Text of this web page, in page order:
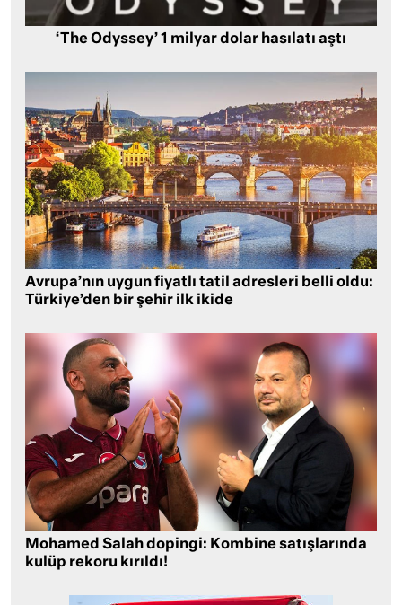
‘The Odyssey’ 1 milyar dolar hasılatı aştı
Avrupa’nın uygun fiyatlı tatil adresleri belli oldu:
Türkiye’den bir şehir ilk ikide
Mohamed Salah dopingi: Kombine satışlarında
kulüp rekoru kırıldı!